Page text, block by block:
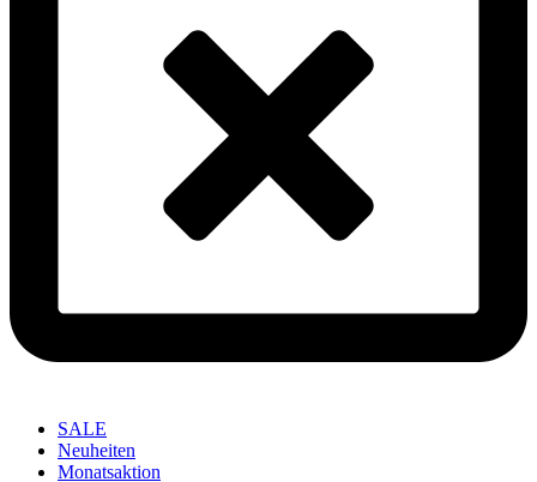
SALE
Neuheiten
Monatsaktion